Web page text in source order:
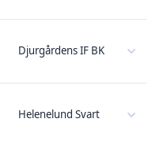
Djurgårdens IF BK
Helenelund Svart